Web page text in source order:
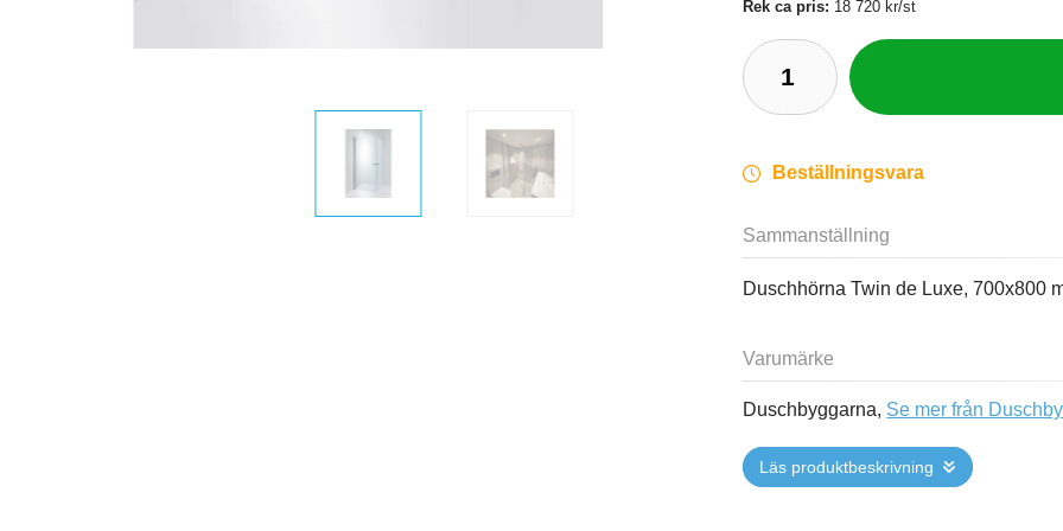
Rek ca pris: 18 720 kr/st
Beställningsvara
Sammanställning
Duschhörna Twin de Luxe, 700x800
Varumärke
Duschbyggarna, Se mer från
Läs produktbeskrivning